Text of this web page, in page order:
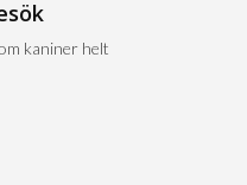
kaniner helt